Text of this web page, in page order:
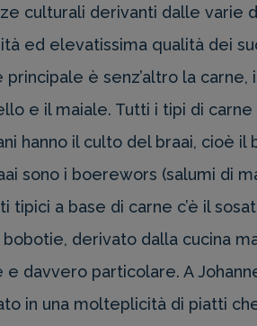
culturali derivanti dalle varie
ed elevatissima qualità dei
è senz’altro la
e il maiale. Tutti i tipi di
hanno il culto del braai, cioè il
sono i boerewors (salumi di
a base di carne c’è il
derivato dalla cucina
davvero particolare. A
in una molteplicità di piatti